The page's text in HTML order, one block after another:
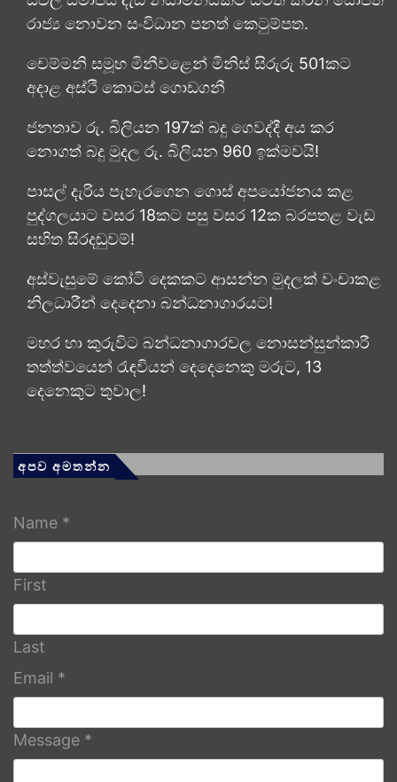
රාජ්‍ය නොවන සංවිධාන පනත් කෙටුම්පත.
චෙම්මනි සමූහ මිනීවළෙන් මිනිස් සිරුරු 501කට
අදාළ අස්ථි කොටස් ගොඩගනී
ජනතාව රු. බිලියන 197ක් බදු ගෙවද්දී අය කර
නොගත් බදු මුදල රු. බිලියන 960 ඉක්මවයි!
පාසල් දැරිය පැහැරගෙන ගොස් අපයෝජනය කළ
පුද්ගලයාට වසර 18කට පසු වසර 12ක බරපතළ වැඩ
සහිත සිරදඬුවම්!
අස්වැසුමේ කෝටි දෙකකට ආසන්න මුදලක් වංචාකළ
නිලධාරීන් දෙදෙනා බන්ධනාගාරයට!
මහර හා කුරුවිට බන්ධනාගාරවල නොසන්සුන්කාරී
තත්ත්වයෙන් රැඳවියන් දෙදෙනෙකු මරුට, 13
දෙනෙකුට තුවාල!
අපව අමතන්න
Name *
First
Last
Email *
Message *